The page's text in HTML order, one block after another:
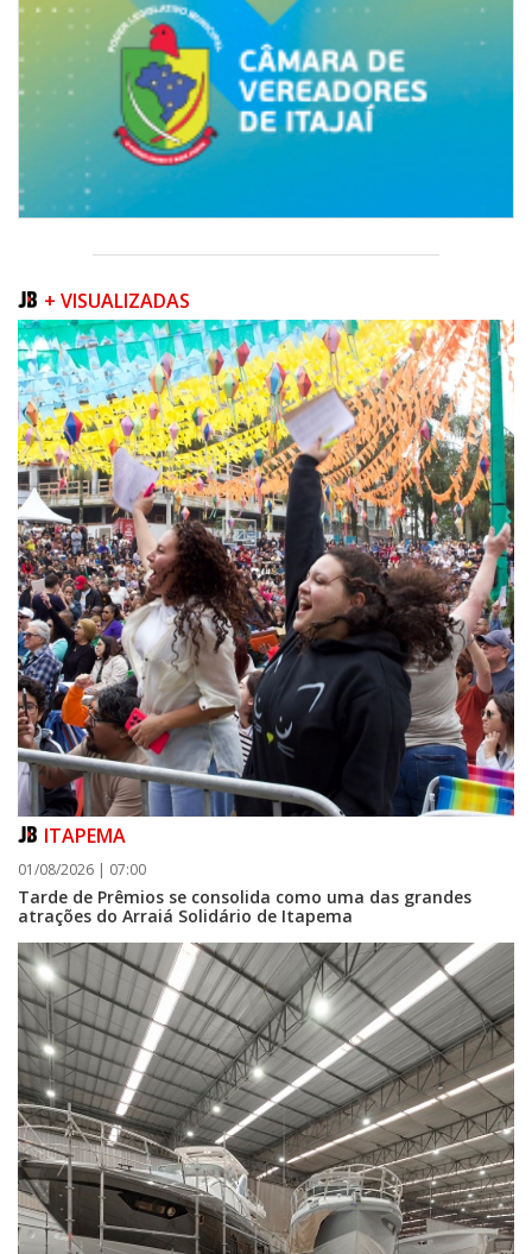
07/08/2026 | 07:00
Prefeitura de Itapema segue com credenciamento aberto para artistas e
produtores culturais
ITAPEMA
07/08/2026 | 07:00
Itapema se destaca no IDEB e conquista melhor resultado da região
+ VISUALIZADAS
ITAPEMA
01/08/2026 | 07:00
Tarde de Prêmios se consolida como uma das grandes
atrações do Arraiá Solidário de Itapema